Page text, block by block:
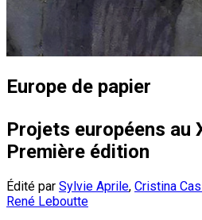
Europe de papier
Projets européens au
Première édition
Édité par Sylvie Aprile, Cristina
René Leboutte